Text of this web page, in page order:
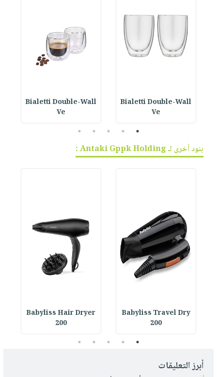
Bialetti Double-Wall
Ve
Bialetti Double-Wall
Ve
1
2
3
4
5
بنود أخرى لـ Antaki Gppk Holding :
Babyliss Travel Dry
200
Babyliss Hair Dryer
200
1
2
3
4
5
أبرز التعليقات